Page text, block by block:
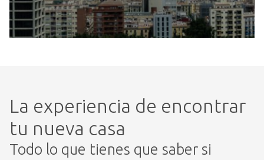
La experiencia de encontrar
tu nueva casa
Todo lo que tienes que saber si